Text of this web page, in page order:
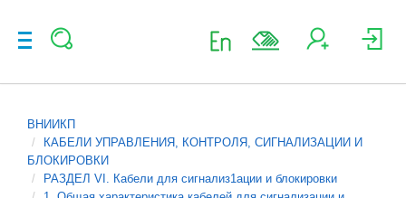
ВНИИКП
КАБЕЛИ УПРАВЛЕНИЯ, КОНТРОЛЯ, СИГНАЛИЗАЦИИ И
БЛОКИРОВКИ
РАЗДЕЛ VI. Кабели для сигнализ1ации и блокировки